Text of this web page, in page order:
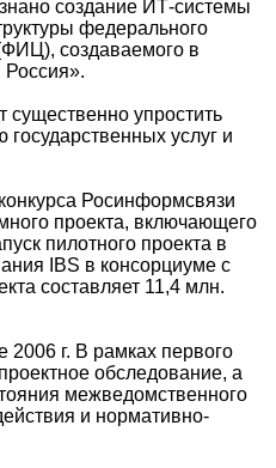
создание ИТ-системы
федерального
создаваемого в
упростить
услуг и
Росинформсвязи
проекта, включающего
пилотного проекта в
IBS в консорциуме с
составляет 11,4 млн.
2006 г. В рамках первого
обследование, а
межведомственного
и нормативно-